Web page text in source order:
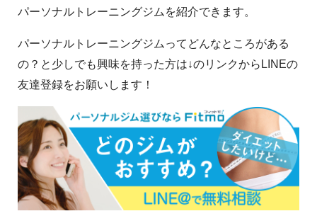
パーソナルトレーニングジムを紹介できます。
パーソナルトレーニングジムってどんなところがある
の？と少しでも興味を持った方は↓のリンクからLINEの
友達登録をお願いします！